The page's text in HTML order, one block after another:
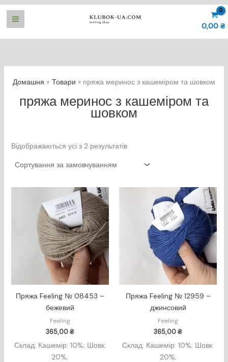
Перейти
0,00 ₴
Домашня Товари пряжа меринос з кашеміром та шовком
пряжа меринос з кашеміром та
шовком
Відображаються усі з 2 результатів
Пряжа Feeling № 08453 –
бежевий
Feeling
365,00₴
Склад: Кашемір: 10%; Шовк:
20%;
Пряжа Feeling № 12959 –
джинсовий
Feeling
365,00₴
Склад: Кашемір: 10%; Шовк:
20%;